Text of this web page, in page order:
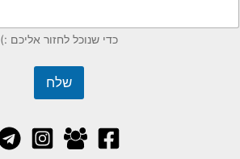
כדי שנוכל לחזור אליכם :)
שלח